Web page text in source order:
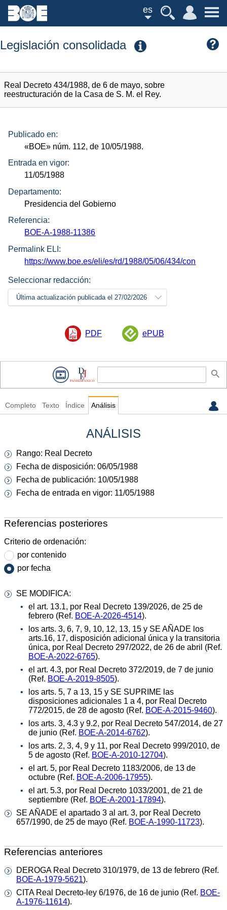
es
Legislación consolidada
Real Decreto 434/1988, de 6 de mayo, sobre
reestructuración de la Casa de S. M. el Rey.
Publicado en:
«BOE» núm. 112, de 10/05/1988.
Entrada en vigor:
11/05/1988
Departamento:
Presidencia del Gobierno
Referencia:
BOE-A-1988-11386
Permalink ELI:
https://www.boe.es/eli/es/rd/1988/05/06/434/con
Seleccionar redacción:
Última actualización publicada el 27/02/2026
PDF ePUB
Completo Texto Índice Análisis
ANÁLISIS
Rango: Real Decreto
Fecha de disposición: 06/05/1988
Fecha de publicación: 10/05/1988
Fecha de entrada en vigor: 11/05/1988
Referencias posteriores
Criterio de ordenación:
por contenido
por fecha
SE MODIFICA:
el art. 13.1, por Real Decreto 139/2026, de 25 de
febrero (Ref. BOE-A-2026-4514).
los arts. 3, 6, 7, 9, 10, 12, 13, 15 y SE AÑADE los
arts.16, 17, disposición adicional única y la transitoria
única, por Real Decreto 297/2022, de 26 de abril (Ref.
BOE-A-2022-6765).
el art. 4.3, por Real Decreto 372/2019, de 7 de junio
(Ref. BOE-A-2019-8505).
los arts. 5, 7 a 13, 15 y SE SUPRIME las
disposiciones adicionales 1 a 4, por Real Decreto
772/2015, de 28 de agosto (Ref. BOE-A-2015-9460).
los arts. 3, 4.3 y 9.2, por Real Decreto 547/2014, de 27
de junio (Ref. BOE-A-2014-6762).
los arts. 2, 3, 4, 9 y 11, por Real Decreto 999/2010, de
5 de agosto (Ref. BOE-A-2010-12704).
el art. 5, por Real Decreto 1183/2006, de 13 de
octubre (Ref. BOE-A-2006-17955).
el art. 5.3, por Real Decreto 1033/2001, de 21 de
septiembre (Ref. BOE-A-2001-17894).
SE AÑADE el apartado 3 al art. 3, por Real Decreto
657/1990, de 25 de mayo (Ref. BOE-A-1990-11723).
Referencias anteriores
DEROGA Real Decreto 310/1979, de 13 de febrero (Ref.
BOE-A-1979-5621).
CITA Real Decreto-ley 6/1976, de 16 de junio (Ref. BOE-
A-1976-11614).